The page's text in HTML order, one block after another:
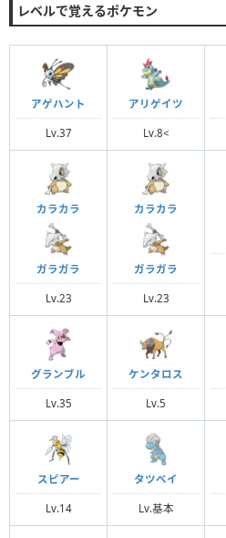
レベルで覚えるポケモン
アゲハント
Lv.37
アリゲイツ
Lv.8<
カラカラ
ガラガラ
Lv.23
カラカラ
ガラガラ
Lv.23
グランブル
Lv.35
ケンタロス
Lv.5
スピアー
Lv.14
タツベイ
Lv.基本